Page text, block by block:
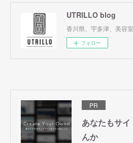
UTRILLO blog
香川県、宇多津、美容
フォロー
PR
あなたもサ
んか